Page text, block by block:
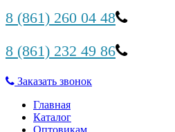
8 (861) 260 04 48
8 (861) 232 49 86
Заказать звонок
Главная
Каталог
Оптовикам